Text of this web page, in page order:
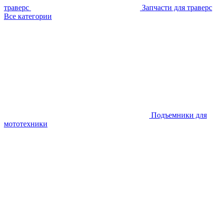
траверс
Запчасти для траверс
Все категории
Подъемники для
мототехники